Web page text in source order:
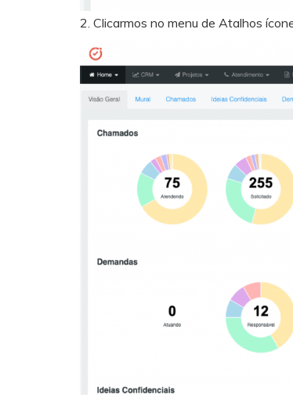
2. Clicarmos no menu de Atalhos